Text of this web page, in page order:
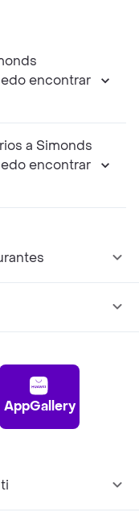
encontrar
a Simonds
encontrar
AppGallery